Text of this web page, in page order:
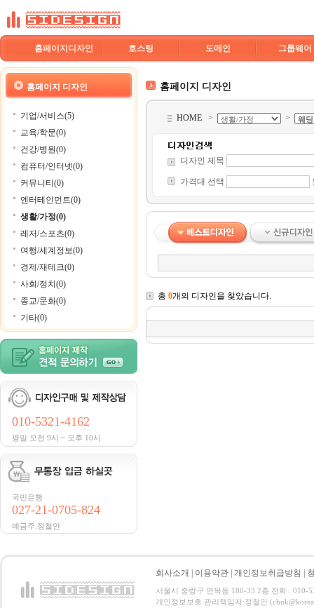
홈페이지디자인 호스팅 도메인 그룹웨어
홈페이지 디자인
기업/서비스(5)
교육/학문(0)
건강/병원(0)
컴퓨터/인터넷(0)
커뮤니티(0)
엔터테인먼트(0)
생활/가정(0)
레저/스포츠(0)
여행/세계정보(0)
경제/재테크(0)
사회/정치(0)
종교/문화(0)
기타(0)
010-5321-4162
평일 오전 9시 ~ 오후 10시
국민은행
027-21-0705-824
예금주:정철안
홈페이지 디자인
HOME > >
디자인 제목
가격대 선택
총 0개의 디자인을 찾았습니다.
회사소개 이용약관 개인정보취급방침
서울시 중랑구 면목동 180-33 2층 전화 : 010-
개인정보보호 관리책임자:정철안